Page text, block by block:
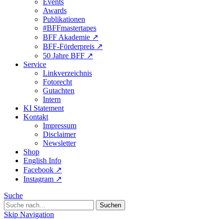
Awards
Publikationen
#BFFmastertapes
BFF Akademie ↗︎
BFF-Förderpreis ↗︎
50 Jahre BFF ↗︎
Service
Linkverzeichnis
Fotorecht
Gutachten
Intern
KI Statement
Kontakt
Impressum
Disclaimer
Newsletter
Shop
English Info
Facebook ↗︎
Instagram ↗︎
Suche
Skip Navigation